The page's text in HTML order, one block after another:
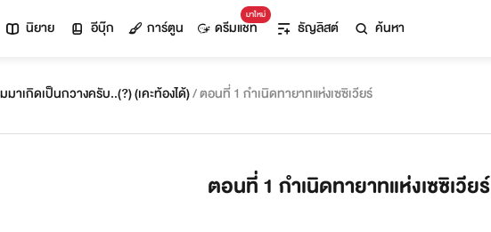
นิยาย อีบุ๊ก การ์ตูน
มาใหม่
ดรีมแชท ธัญลิสต์ ค้นหา
เกิดเป็นกวางครับ..(?) (เคะท้องได้)/ ตอนที่ 1 กำเนิดทายาทแห่งเซซิเวียร์
ตอนที่ 1 กำเนิดทายาทแห่งเซซิเวียร์